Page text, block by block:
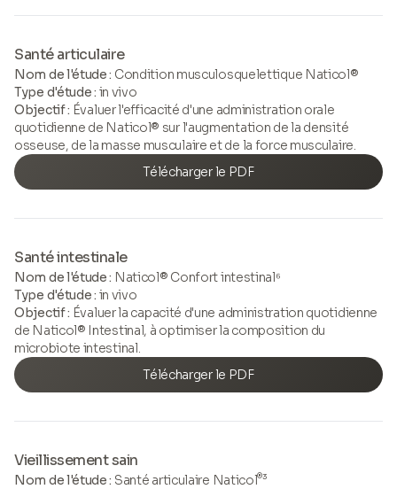
Santé articulaire
Nom de l'étude : Condition musculosquelettique Naticol®
Type d'étude : in vivo
Objectif : Évaluer l'efficacité d'une administration orale
quotidienne de Naticol® sur l'augmentation de la densité
osseuse, de la masse musculaire et de la force musculaire.
Télécharger le PDF
Santé intestinale
Nom de l'étude : Naticol® Confort intestinal⁶
Type d'étude : in vivo
Objectif : Évaluer la capacité d'une administration quotidienne
de Naticol® Intestinal, à optimiser la composition du
microbiote intestinal.
Télécharger le PDF
Vieillissement sain
Nom de l'étude : Santé articulaire Naticol®³